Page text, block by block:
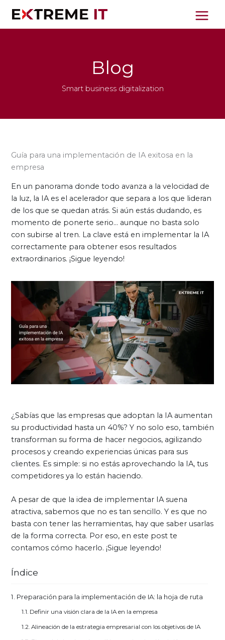
contenido
Blog
Smart business digitalization
Guía para una implementación de IA exitosa en la
empresa
En un panorama donde todo avanza a la velocidad de
la luz, la IA es el acelerador que separa a los que lideran
de los que se quedan atrás. Si aún estás dudando, es
momento de ponerte serio... aunque no basta solo
con subirse al tren. La clave está en implementar la IA
correctamente para obtener esos resultados
extraordinarios. ¡Sigue leyendo!
¿Sabías que las empresas que adoptan la IA aumentan
su productividad hasta un 40%? Y no solo eso, también
transforman su forma de hacer negocios, agilizando
procesos y creando experiencias únicas para sus
clientes. Es simple: si no estás aprovechando la IA, tus
competidores ya lo están haciendo.
A pesar de que la idea de implementar IA suena
atractiva, sabemos que no es tan sencillo. Y es que no
basta con tener las herramientas, hay que saber usarlas
de la forma correcta. Por eso, en este post te
contamos cómo hacerlo. ¡Sigue leyendo!
Índice
Preparación para la implementación de IA: la hoja de ruta
Definir una visión clara de la IA en la empresa
Alineación de la estrategia empresarial con los objetivos de IA